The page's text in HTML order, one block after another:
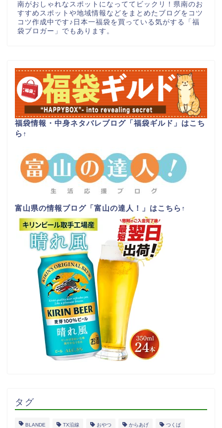
南がおしゃれなスポットになっててビックリ！県南のお
すすめスポットや地域情報などをまとめたブログをコツ
コツ作成中です♪日本一福袋を買っている気がする「福
袋ブロガー」でもあります。
福袋情報・中身ネタバレブログ「福袋ギルド」はこち
ら ↑
富山県の情報ブログ「富山の達人！」はこちら ↑
タグ
BLANDE TX沿線 おやつ からあげ つくば